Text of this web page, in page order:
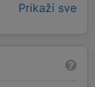
Prikaži sve